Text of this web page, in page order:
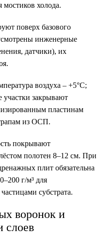
холода.
поверх базового
инженерные
датчики), их
воздуха – +5°C;
участки закрывают
пластинам
из ОСП.
покрывают
полотен 8–12 см. При
плит обязательна
г/м³ для
субстрата.
воронок и
слоев